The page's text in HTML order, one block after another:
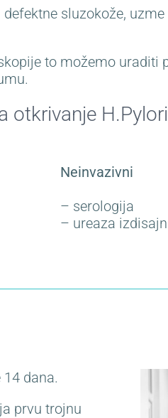
sluzokože,
to možemo uraditi
otkrivanje H.Pylori
Neinvazivni
– serologija
– ureaza
dana.
prvu trojnu